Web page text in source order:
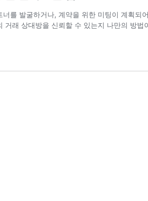
너를 발굴하거나, 계약을 위한 미팅이 계획
거래 상대방을 신뢰할 수 있는지 나만의 방법